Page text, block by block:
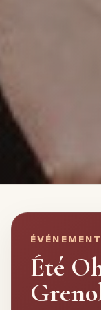
Été